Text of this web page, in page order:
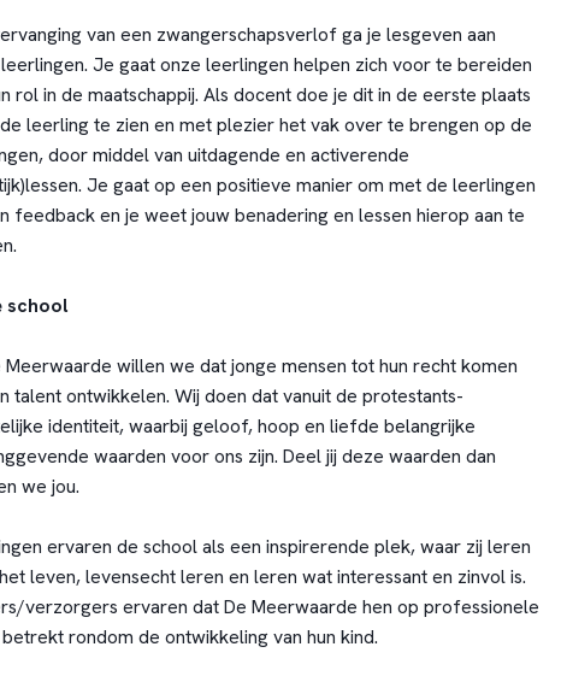
van een zwangerschapsverlof ga je lesgeven aan
Je gaat onze leerlingen helpen zich voor te bereiden
rol in de maatschappij. Als docent doe je dit in de eerste plaats
leerling te zien en met plezier het vak over te brengen op de
door middel van uitdagende en activerende
Je gaat op een positieve manier om met de leerlingen
feedback en je weet jouw benadering en lessen hierop aan te
school
Meerwaarde willen we dat jonge mensen tot hun recht komen
talent ontwikkelen. Wij doen dat vanuit de protestants-
identiteit, waarbij geloof, hoop en liefde belangrijke
waarden voor ons zijn. Deel jij deze waarden dan
we jou.
ervaren de school als een inspirerende plek, waar zij leren
leven, levensecht leren en leren wat interessant en zinvol is.
verzorgers ervaren dat De Meerwaarde hen op professionele
rondom de ontwikkeling van hun kind.